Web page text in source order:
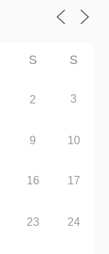
S S
2 3
9 10
16 17
23 24